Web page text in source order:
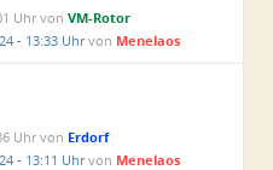
Uhr vonVM-Rotor
- 13:33 Uhrvon Menelaos
Uhr von Erdorf
- 13:11 Uhrvon Menelaos